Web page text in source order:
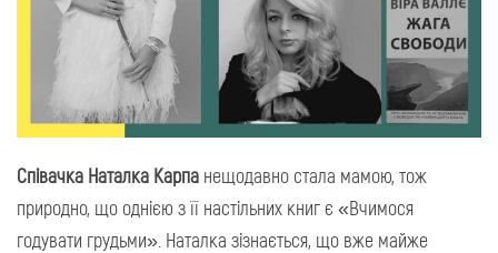
Співачка Наталка Карпа нещодавно стала мамою, тож
природно, що однією з її настільних книг є «Вчимося
годувати грудьми». Наталка зізнається, що вже майже